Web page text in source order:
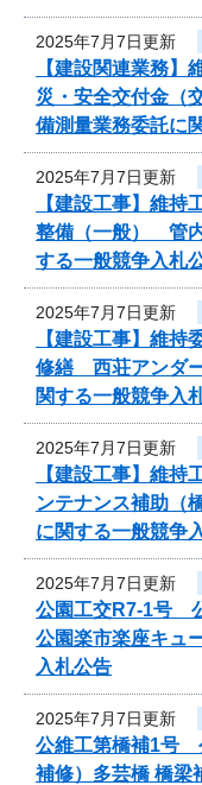
2025年7月7日更新
【建設関連業務
災・安全交付金（
備測量業務委託に
2025年7月7日更新
【建設工事】維
整備（一般） 管
する一般競争入札
2025年7月7日更新
【建設工事】維
修繕 西荘アンダ
関する一般競争入
2025年7月7日更新
【建設工事】維
ンテナンス補助（
に関する一般競争
2025年7月7日更新
公園工交R7-1号
公園楽市楽座キュ
入札公告
2025年7月7日更新
公維工第橋補1号
補修）多芸橋 橋梁